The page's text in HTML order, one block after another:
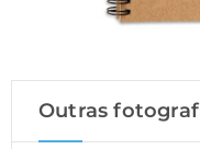
Outras